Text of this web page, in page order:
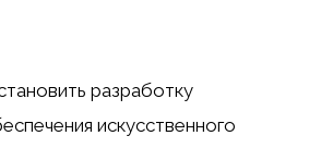
разработку
искусственного